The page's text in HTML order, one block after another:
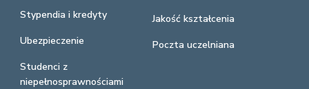
Stypendia i kredyty
Ubezpieczenie
Studenci z
niepełnosprawnościami
Jakość kształcenia
Poczta uczelniana